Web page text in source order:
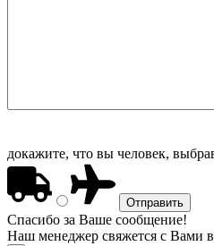
докажите, что вы человек,
Спасибо за Ваше сообщение!
Наш менеджер свяжется с Вами